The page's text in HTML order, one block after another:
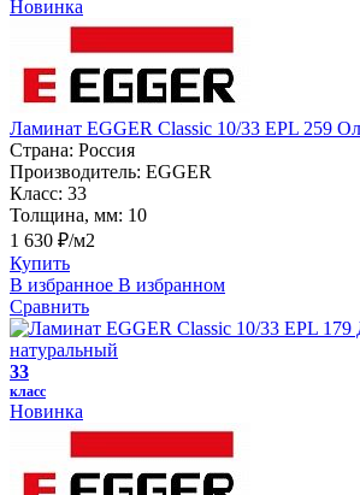
Новинка
Ламинат EGGER Classic 10/33 EPL 259
Страна: Россия
Производитель: EGGER
Класс: 33
Толщина, мм: 10
1 630 ₽/м2
Купить
В избранное В избранном
Сравнить
33
класс
Новинка